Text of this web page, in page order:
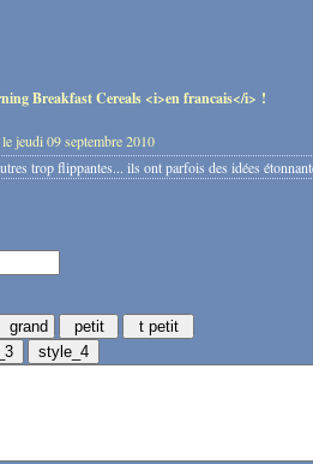
le jeudi 09 septembre 2010
trop flippantes... ils ont parfois des idées